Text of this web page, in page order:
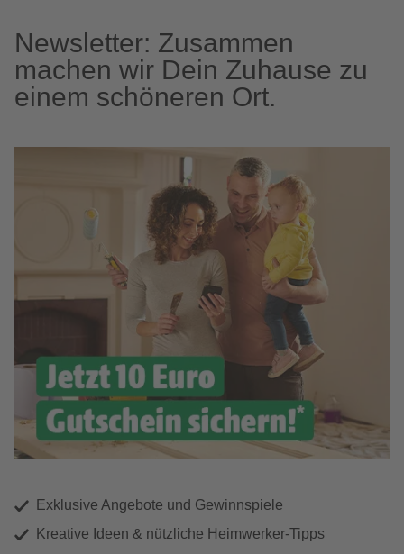
Newsletter: Zusammen
machen wir Dein Zuhause zu
einem schöneren Ort.
Exklusive Angebote und Gewinnspiele
Kreative Ideen & nützliche Heimwerker-Tipps